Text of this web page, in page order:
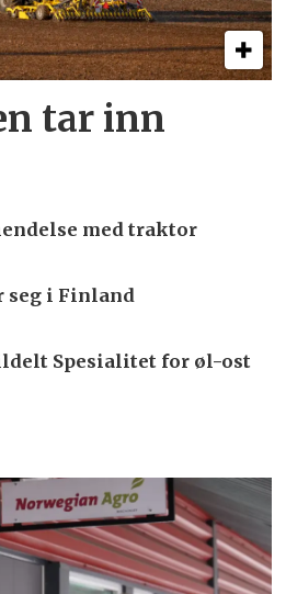
tar inn
med traktor
seg i Finland
Spesialitet for øl-ost